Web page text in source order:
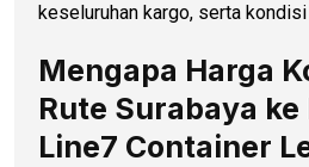
keseluruhan kargo, serta
Mengapa Harga
Rute Surabaya
Line7 Container